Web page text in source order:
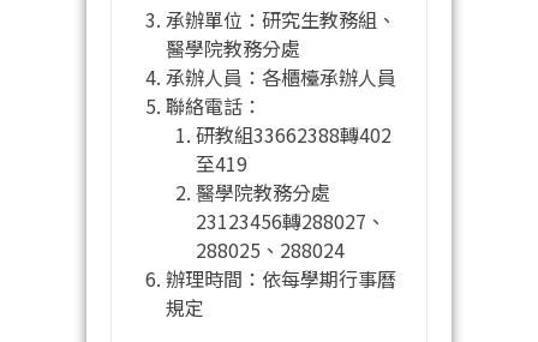
承辦單位：研究生教務組、
醫學院教務分處
承辦人員：各櫃檯承辦人員
聯絡電話：
研教組33662388轉402
至419
醫學院教務分處
23123456轉288027、
288025、288024
辦理時間：依每學期行事曆
規定